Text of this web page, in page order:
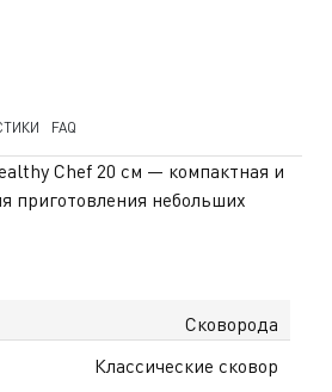
FAQ
Chef 20 см — компактная и
приготовления небольших
подходит для блюд на 1–2
яичницы или быстрых
что помогает готовить
покрытие Mineralia+
продуктов, позволяет
Сковорода
Классические сковор